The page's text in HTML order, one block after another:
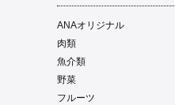
ANAオリジナル
肉類
魚介類
野菜
フルーツ